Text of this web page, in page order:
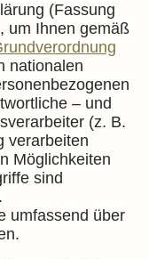
(Fassung
um Ihnen gemäß
nationalen
– und
(z. B.
verarbeiten
Möglichkeiten
sind
umfassend über